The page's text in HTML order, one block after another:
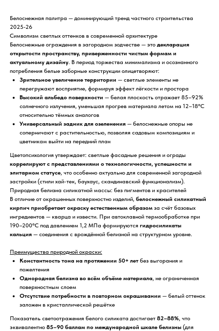
Белоснежная палитра — доминирующий тренд частного строительства
2025-26
Символизм светлых оттенков в современной архитектуре
Белоснежные ограждения в загородном зодчестве — это декларация
открытости пространству, приверженности чистым формам и
актуальному дизайну. В период торжества минимализма и осознанного
потребления белые заборные конструкции олицетворяют:
Зрительное увеличение территории — светлые элементы не
перегружают восприятие, формируя эффект лёгкости и простора
Высокий альбедо поверхности — белая плоскость отражает 85–92%
солнечного излучения, уменьшая прогрев материала летом на 12–18°C
относительно тёмных аналогов
Универсальный задник для озеленения — белоснежные опоры не
соперничают с растительностью, позволяя садовым композициям и
цветникам выйти на передний план
Цветопсихология утверждает: светлые фасадные решения и ограды
коррелируют с представлениями о технологичности, успешности и
элитарном статусе, что особенно актуально для современной загородной
застройки (стили хай-тек, баухаус, скандинавский функционализм).
Природная белизна силикатной массы: без пигментов и красителей
В отличие от окрашенных поверхностно изделий, белоснежный силикатный
кирпич приобретает окраску естественным образом за счёт базовых
ингредиентов — кварца и извести. При автоклавной термообработке при
190–200°C под давлением 1,2 МПа формируются гидросиликаты
кальция — соединения с врождённой белизной на структурном уровне.
Преимущества природной окраски:
Константность тона на протяжении 50+ лет без выгорания и
пожелтения
Однородная белизна во всём объёме материала, не ограниченная
поверхностным слоем
Отсутствие потребности в повторном окрашивании — белый оттенок
заложен в кристаллической решётке
Показатель светоотражения белого силиката достигает 82–88%, что
эквивалентно 85–90 баллам по международной шкале белизны (для